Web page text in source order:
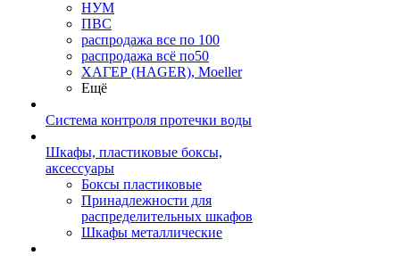
НУМ
ПВС
распродажа все по 100
распродажа всё по50
ХАГЕР (HAGER), Moeller
Ещё
Система контроля протечки воды
Шкафы, пластиковые боксы,
аксессуары
Боксы пластиковые
Принадлежности для
распределительных шкафов
Шкафы металлические